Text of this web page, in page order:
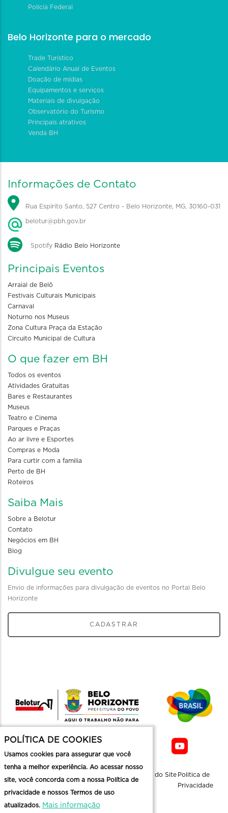
Polícia Federal
Belo Horizonte para o mercado
Trade Turístico
Calendário Anual de Eventos
Doação de mídias
Equipamentos e serviços
Materiais de divulgação
Observatório do Turismo
Principais atrativos
Venda BH
Informações de Contato
Rua Espírito Santo, 527 Centro - Belo Horizonte, MG, 30160-031
belotur@pbh.gov.br
Spotify Rádio Belo Horizonte
Principais Eventos
Arraial de Belô
Festivais Culturais Municipais
Carnaval
Noturno nos Museus
Zona Cultura Praça da Estação
Circuito Municipal de Cultura
O que fazer em BH
Todos os eventos
Atividades Gratuitas
Bares e Restaurantes
Museus
Teatro e Cinema
Parques e Praças
Ao ar livre e Esportes
Compras e Moda
Para curtir com a familia
Perto de BH
Roteiros
Saiba Mais
Sobre a Belotur
Contato
Negócios em BH
Blog
Divulgue seu evento
Envio de informações para divulgação de eventos no Portal Belo
Horizonte
CADASTRAR
Mapa do Site Politica de
Privacidade
POLÍTICA DE COOKIES
Usamos cookies para assegurar que você
tenha a melhor experiência. Ao acessar nosso
site, você concorda com a nossa Política de
privacidade e nossos Termos de uso
atualizados. Mais informação